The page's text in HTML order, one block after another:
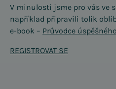
V minulosti jsme pro vás ve
například připravili tolik
e-book – Průvodce
REGISTROVAT SE